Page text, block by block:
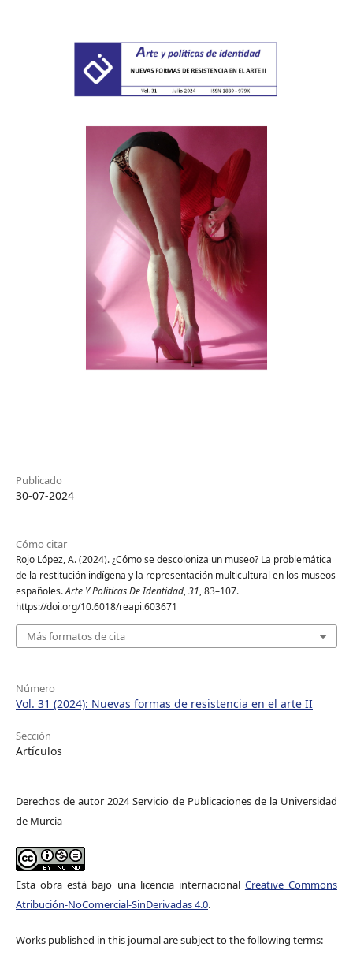
Publicado
30-07-2024
Cómo citar
Rojo López, A. (2024). ¿Cómo se descoloniza un museo? La problemática
de la restitución indígena y la representación multicultural en los museos
españoles.Arte Y Políticas De Identidad,31, 83–107.
https://doi.org/10.6018/reapi.603671
Más formatos de cita
Número
Vol. 31 (2024): Nuevas formas de resistencia en el arte II
Sección
Artículos
Derechos de autor 2024 Servicio de Publicaciones de la Universidad
de Murcia
Esta obra está bajo una licencia internacional Creative Commons
Atribución-NoComercial-SinDerivadas 4.0.
Works published in this journal are subject to the following terms: